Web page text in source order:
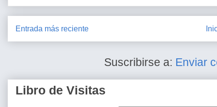
Entrada más reciente
Suscribirse a: Enviar
Libro de Visitas